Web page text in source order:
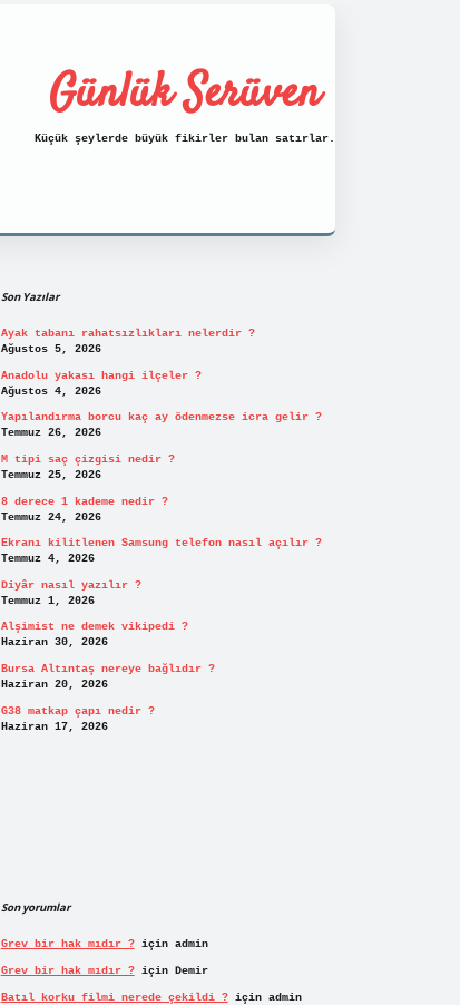
Günlük Serüven
Küçük şeylerde büyük fikirler bulan satırlar.
Son Yazılar
Ayak tabanı rahatsızlıkları nelerdir ?
Ağustos 5, 2026
Anadolu yakası hangi ilçeler ?
Ağustos 4, 2026
Yapılandırma borcu kaç ay ödenmezse icra gelir ?
Temmuz 26, 2026
M tipi saç çizgisi nedir ?
Temmuz 25, 2026
8 derece 1 kademe nedir ?
Temmuz 24, 2026
Ekranı kilitlenen Samsung telefon nasıl açılır ?
Temmuz 4, 2026
Diyâr nasıl yazılır ?
Temmuz 1, 2026
Alşimist ne demek vikipedi ?
Haziran 30, 2026
Bursa Altıntaş nereye bağlıdır ?
Haziran 20, 2026
G38 matkap çapı nedir ?
Haziran 17, 2026
Son yorumlar
Grev bir hak mıdır ?için admin
Grev bir hak mıdır ?için Demir
Batıl korku filmi nerede çekildi ?için admin